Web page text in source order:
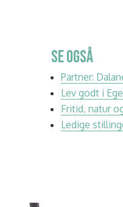
SE OGSÅ
Partner:
Lev godt i
Fritid, natur
Ledige